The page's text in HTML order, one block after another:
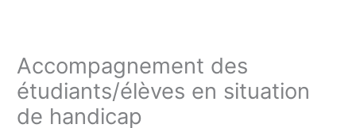
Accompagnement des
étudiants/élèves en situation
de handicap